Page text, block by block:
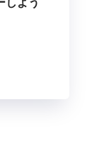
しよう